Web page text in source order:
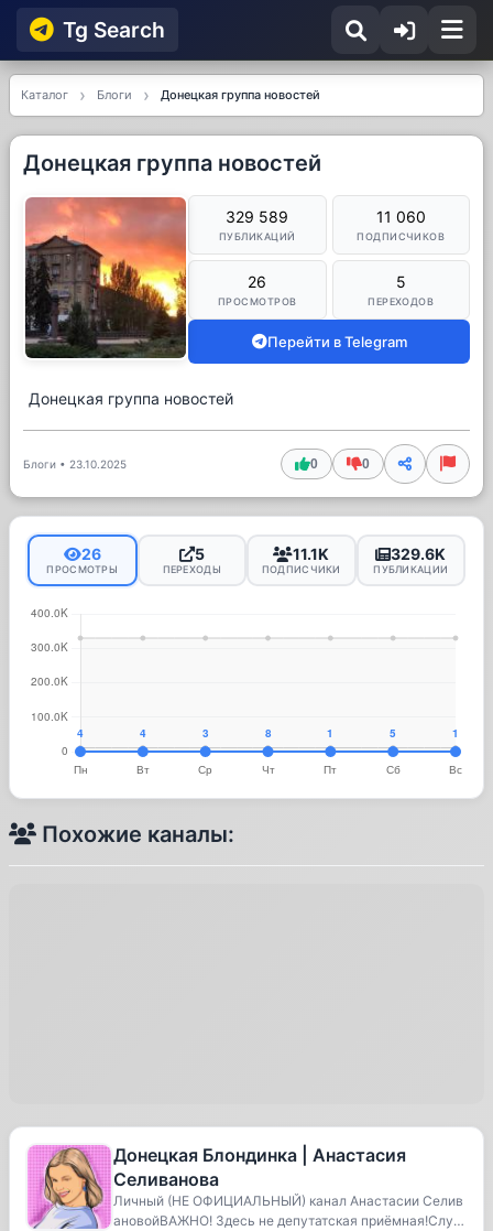
Tg Searсh
Каталог Блоги Донецкая группа новостей
Донецкая группа новостей
329 589
ПУБЛИКАЦИЙ
11 060
ПОДПИСЧИКОВ
26
ПРОСМОТРОВ
5
ПЕРЕХОДОВ
Перейти в Telegram
Донецкая группа новостей
Блоги • 23.10.2025 0 0
26
ПРОСМОТРЫ
5
ПЕРЕХОДЫ
11.1K
ПОДПИСЧИКИ
329.6K
ПУБЛИКАЦИИ
Похожие каналы:
Донецкая Блондинка | Анастасия
Селиванова
Личный (НЕ ОФИЦИАЛЬНЫЙ) канал Анастасии Селив
ановойВАЖНО! Здесь не депутатская приёмная!Служ